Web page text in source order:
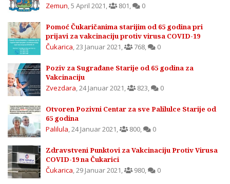
Zemun,5 April 2021, 801, 0
Pomoć Čukaričanima starijim od 65 godina pri
prijavi za vakcinaciju protiv virusa COVID-19
Čukarica,23 Januar 2021, 768, 0
Poziv za Sugrađane Starije od 65 godina za
Vakcinaciju
Zvezdara,24 Januar 2021, 823, 0
Otvoren Pozivni Centar za sve Palilulce Starije od
65 godina
Palilula,24 Januar 2021, 800, 0
Zdravstveni Punktovi za Vakcinaciju Protiv Virusa
COVID-19 na Čukarici
Čukarica,29 Januar 2021, 980, 0